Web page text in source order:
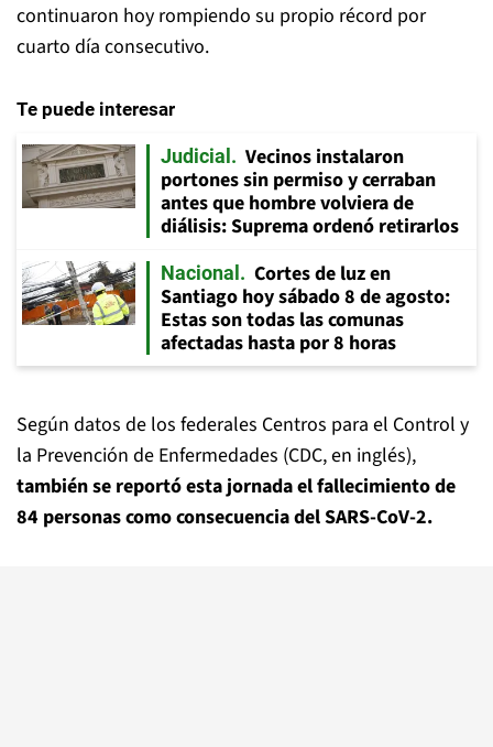
continuaron hoy rompiendo su propio récord por
cuarto día consecutivo.
Te puede interesar
Judicial
Vecinos instalaron
portones sin permiso y cerraban
antes que hombre volviera de
diálisis: Suprema ordenó retirarlos
Nacional
Cortes de luz en
Santiago hoy sábado 8 de agosto:
Estas son todas las comunas
afectadas hasta por 8 horas
Según datos de los federales Centros para el Control y
la Prevención de Enfermedades (CDC, en inglés),
también se reportó esta jornada el fallecimiento de
84 personas como consecuencia del SARS-CoV-2.